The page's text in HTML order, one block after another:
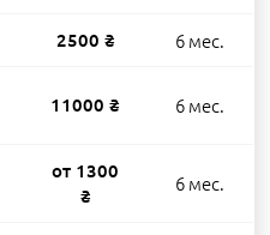
2500 ₴ 6 мес.
11000 ₴ 6 мес.
от 1300
₴
6 мес.